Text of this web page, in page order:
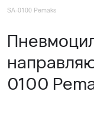
SA-0100 Pemaks
0100